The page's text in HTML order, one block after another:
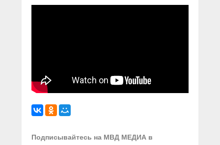
Подписывайтесь на МВД МЕДИА в